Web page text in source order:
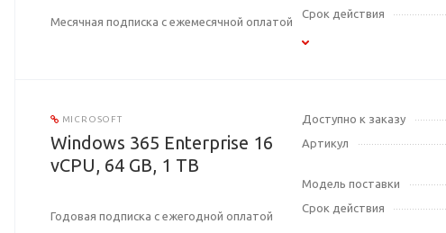
Месячная подписка с ежемесячной оплатой
Срок действия
MICROSOFT
Windows 365 Enterprise 16
vCPU, 64 GB, 1 TB
Годовая подписка с ежегодной оплатой
Доступно к заказу
Артикул
Модель поставки
Срок действия